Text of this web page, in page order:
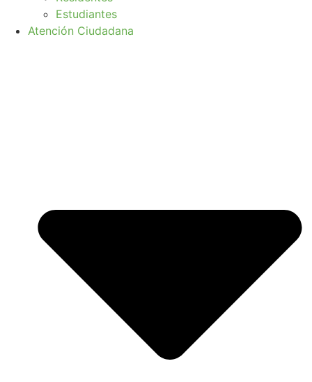
Estudiantes
Atención Ciudadana